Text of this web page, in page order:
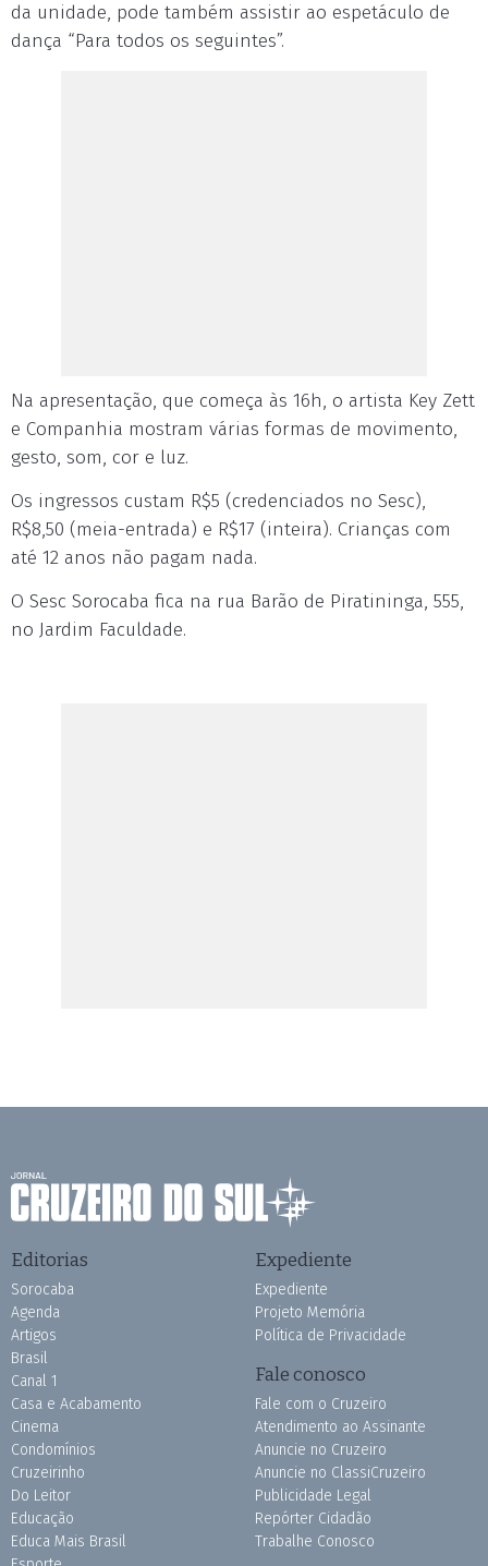
da unidade, pode também assistir ao espetáculo de
dança “Para todos os seguintes”.
Na apresentação, que começa às 16h, o artista Key Zett
e Companhia mostram várias formas de movimento,
gesto, som, cor e luz.
Os ingressos custam R$5 (credenciados no Sesc),
R$8,50 (meia-entrada) e R$17 (inteira). Crianças com
até 12 anos não pagam nada.
O Sesc Sorocaba fica na rua Barão de Piratininga, 555,
no Jardim Faculdade.
Editorias
Sorocaba
Agenda
Artigos
Brasil
Canal 1
Casa e Acabamento
Cinema
Condomínios
Cruzeirinho
Do Leitor
Educação
Educa Mais Brasil
Expediente
Expediente
Projeto Memória
Política de Privacidade
Fale conosco
Fale com o Cruzeiro
Atendimento ao Assinante
Anuncie no Cruzeiro
Anuncie no ClassiCruzeiro
Publicidade Legal
Repórter Cidadão
Trabalhe Conosco